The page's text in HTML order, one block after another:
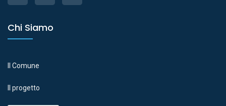
Chi Siamo
Il Comune
Il progetto